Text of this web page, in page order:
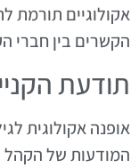
אקולוגיים תורמת
הקשרים בין חברי
תודעת
אופנה אקולוגית
המודעות של הקהל